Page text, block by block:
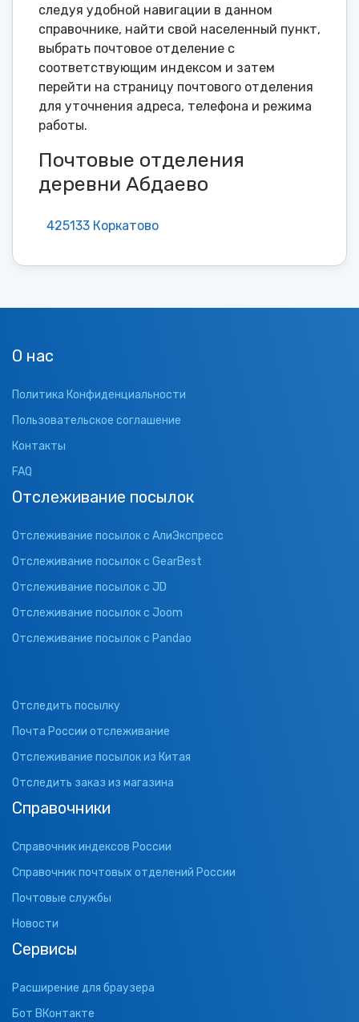
следуя удобной навигации в данном
справочнике, найти свой населенный пункт,
выбрать почтовое отделение с
соответствующим индексом и затем
перейти на страницу почтового отделения
для уточнения адреса, телефона и режима
работы.
Почтовые отделения
деревни Абдаево
425133 Коркатово
О нас
Политика Конфиденциальности
Пользовательское соглашение
Контакты
FAQ
Отслеживание посылок
Отслеживание посылок с АлиЭкспресс
Отслеживание посылок с GearBest
Отслеживание посылок с JD
Отслеживание посылок с Joom
Отслеживание посылок с Pandao
Отследить посылку
Почта России отслеживание
Отслеживание посылок из Китая
Отследить заказ из магазина
Справочники
Справочник индексов России
Справочник почтовых отделений России
Почтовые службы
Новости
Сервисы
Расширение для браузера
Бот ВКонтакте